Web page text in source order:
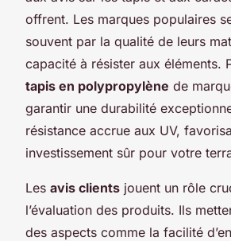
offrent. Les marques populaires
souvent par la qualité de leurs
capacité à résister aux éléments.
tapis en polypropylène de
garantir une durabilité
résistance accrue aux UV,
investissement sûr pour votre
Les avis clients jouent un rôle
l’évaluation des produits. Ils
des aspects comme la facilité